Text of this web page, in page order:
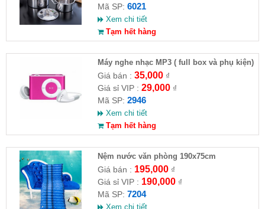
Mã SP: 6021
Xem chi tiết
Tạm hết hàng
Máy nghe nhạc MP3 ( full box và phụ kiện)
Giá bán : 35,000₫
Giá sỉ VIP : 29,000₫
Mã SP: 2946
Xem chi tiết
Tạm hết hàng
Nệm nước văn phòng 190x75cm
Giá bán : 195,000₫
Giá sỉ VIP : 190,000₫
Mã SP: 7204
Xem chi tiết